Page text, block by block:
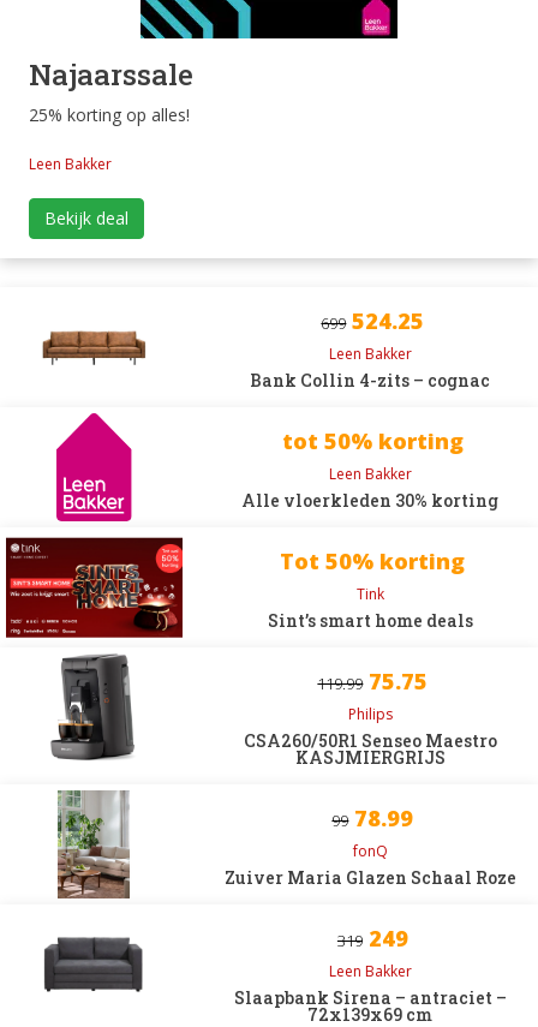
Najaarssale
25% korting op alles!
Leen Bakker
Bekijk deal
699 524.25
Leen Bakker
Bank Collin 4-zits – cognac
tot 50% korting
Leen Bakker
Alle vloerkleden 30% korting
Tot 50% korting
Tink
Sint’s smart home deals
119.99 75.75
Philips
CSA260/50R1 Senseo Maestro
KASJMIERGRIJS
99 78.99
fonQ
Zuiver Maria Glazen Schaal Roze
319 249
Leen Bakker
Slaapbank Sirena – antraciet –
72x139x69 cm